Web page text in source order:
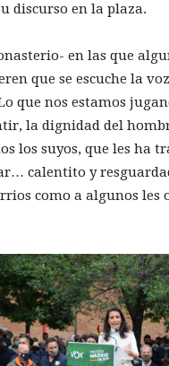
discurso en la plaza.
en las que
que se escuche la
que nos estamos
la dignidad del
los suyos, que les ha
calentito y
como a algunos les